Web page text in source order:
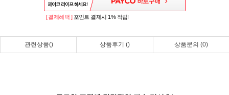
[ 결제혜택 ] 포인트 결제시 1% 적립!
관련상품() 상품후기 () 상품문의 (0)